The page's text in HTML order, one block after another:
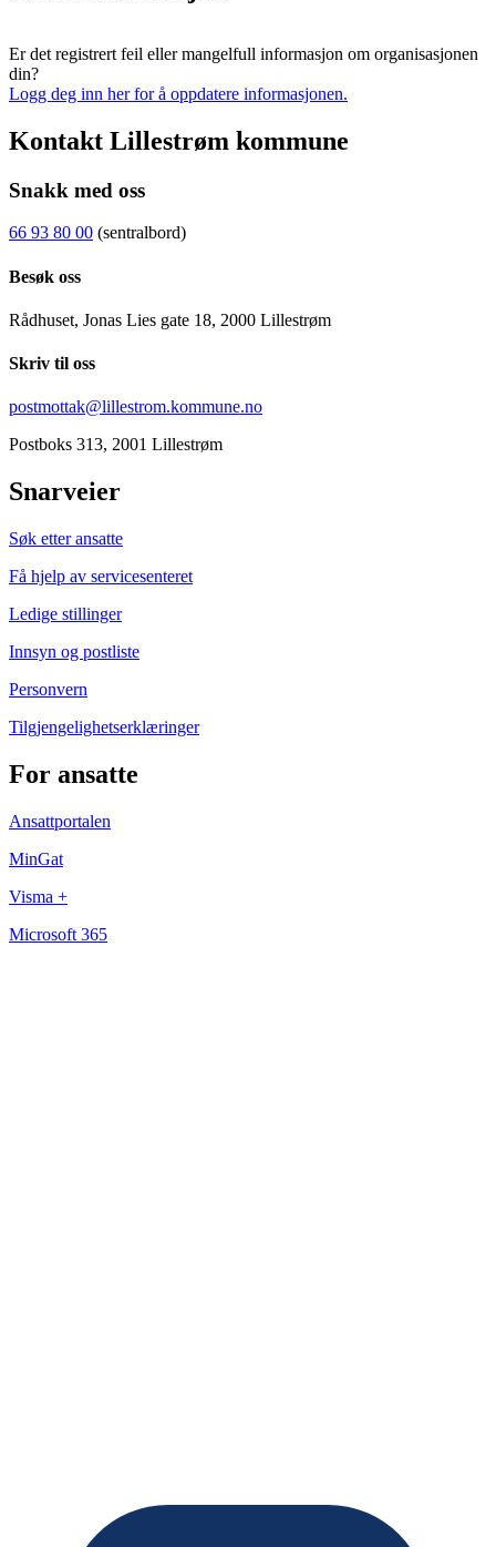
Er det registrert feil eller mangelfull informasjon om organisasjonen
din?
Logg deg inn her for å oppdatere informasjonen.
Kontakt Lillestrøm kommune
Snakk med oss
66 93 80 00 (sentralbord)
Besøk oss
Rådhuset, Jonas Lies gate 18, 2000 Lillestrøm
Skriv til oss
postmottak@lillestrom.kommune.no
Postboks 313, 2001 Lillestrøm
Snarveier
Søk etter ansatte
Få hjelp av servicesenteret
Ledige stillinger
Innsyn og postliste
Personvern
Tilgjengelighetserklæringer
For ansatte
Ansattportalen
MinGat
Visma +
Microsoft 365